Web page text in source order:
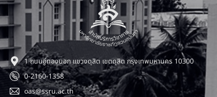
1 ถนนอู่ทองนอก แขวงดุสิต เขตดุสิต กรุงเทพมหานคร 10300
0-2160-1358
oas@ssru.ac.th